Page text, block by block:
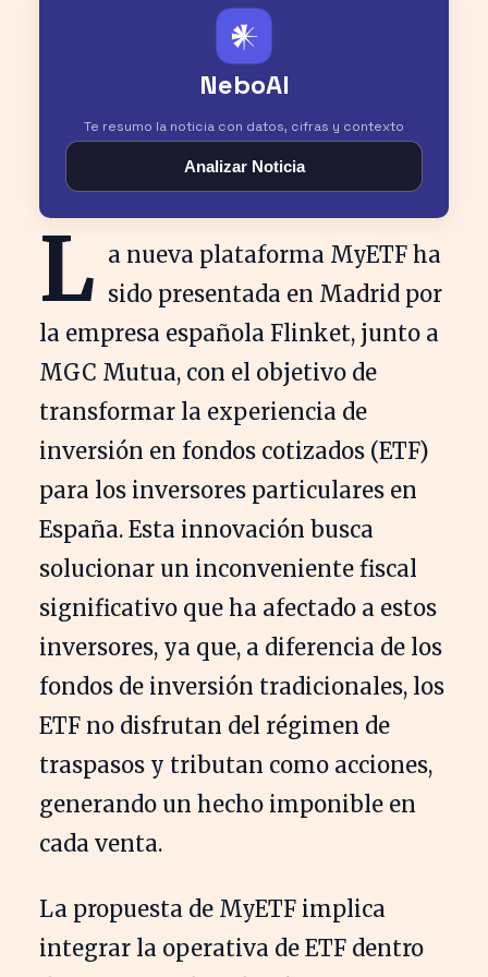
𒀭
NeboAI
Te resumo la noticia con datos, cifras y contexto
Analizar Noticia
L a nueva plataforma MyETF ha
sido presentada en Madrid por
la empresa española Flinket, junto a
MGC Mutua, con el objetivo de
transformar la experiencia de
inversión en fondos cotizados (ETF)
para los inversores particulares en
España. Esta innovación busca
solucionar un inconveniente fiscal
significativo que ha afectado a estos
inversores, ya que, a diferencia de los
fondos de inversión tradicionales, los
ETF no disfrutan del régimen de
traspasos y tributan como acciones,
generando un hecho imponible en
cada venta.
La propuesta de MyETF implica
integrar la operativa de ETF dentro